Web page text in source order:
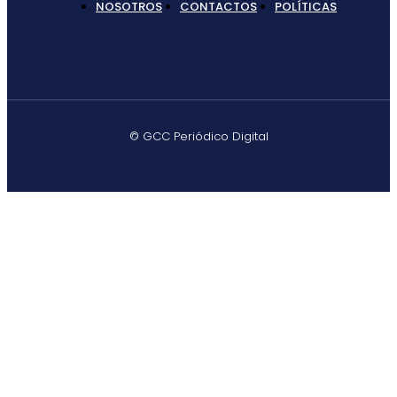
NOSOTROS CONTACTOS POLÍTICAS
© GCC Periódico Digital